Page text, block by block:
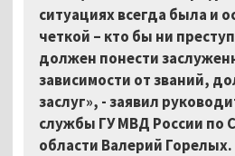
ситуациях всегда была и
четкой – кто бы ни
должен понести
зависимости от званий,
заслуг», - заявил
службы ГУ МВД России по
области Валерий Горелых.